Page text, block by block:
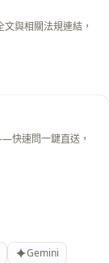
與相關法規連結，
快速問一鍵直送，
Gemini